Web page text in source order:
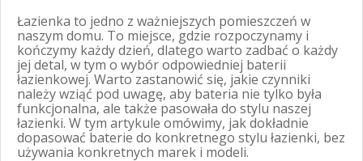
Łazienka to jedno z ważniejszych pomieszczeń w
naszym domu. To miejsce, gdzie rozpoczynamy i
kończymy każdy dzień, dlatego warto zadbać o każdy
jej detal, w tym o wybór odpowiedniej baterii
łazienkowej. Warto zastanowić się, jakie czynniki
należy wziąć pod uwagę, aby bateria nie tylko była
funkcjonalna, ale także pasowała do stylu naszej
łazienki. W tym artykule omówimy, jak dokładnie
dopasować baterie do konkretnego stylu łazienki, bez
używania konkretnych marek i modeli.